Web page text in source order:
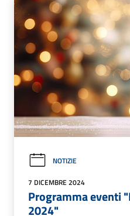
NOTIZIE
7 DICEMBRE 2024
Programma eventi
2024"